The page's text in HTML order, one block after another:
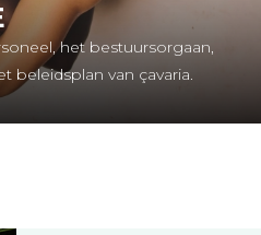
het bestuursorgaan,
beleidsplan van çavaria.